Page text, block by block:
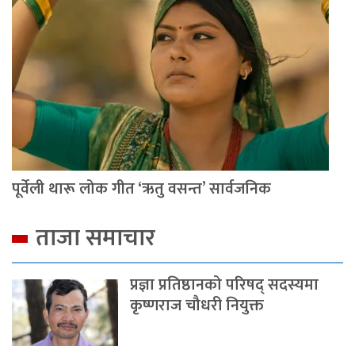
पूर्वेली थारू लोक गीत ‘ऋतु वसन्त’ सार्वजनिक
ताजा समाचार
प्रज्ञा प्रतिष्ठानको परिषद् सदस्यमा
कृष्णराज चौधरी नियुक्त